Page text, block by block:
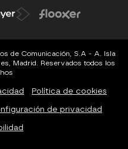
de Comunicación, S.A - A. Isla
Madrid. Reservados todos los
Política de cookies
de privacidad